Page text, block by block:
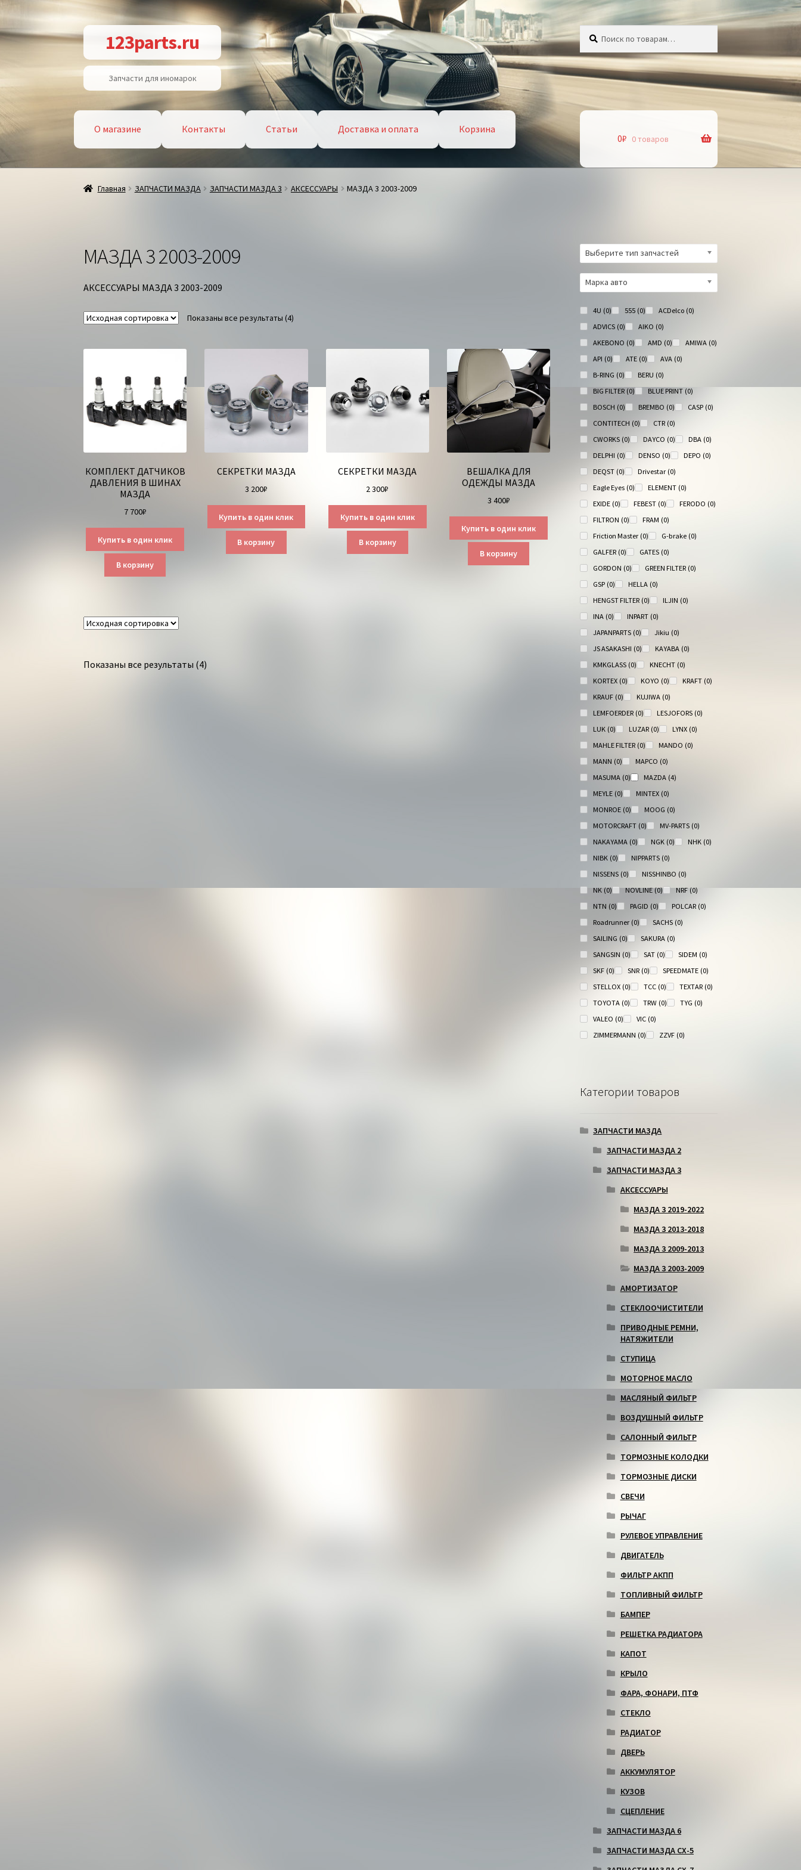
Перейти
к
навигации
Перейти
к
содержимому
123parts.ru
Запчасти для иномарок
О магазине Контакты Статьи Доставка и оплата
Корзина
0₽ 0 товаров
Главная ЗАПЧАСТИ МАЗДА ЗАПЧАСТИ МАЗДА 3 АКСЕССУАРЫ МАЗДА 3 2003-2009
МАЗДА 3 2003-2009
АКСЕССУАРЫ МАЗДА 3 2003-2009
Показаны все результаты (4)
КОМПЛЕКТ ДАТЧИКОВ
ДАВЛЕНИЯ В ШИНАХ
МАЗДА
7 700₽
Купить в один клик
В корзину
СЕКРЕТКИ МАЗДА
3 200₽
Купить в один клик
В корзину
СЕКРЕТКИ МАЗДА
2 300₽
Купить в один клик
В корзину
ВЕШАЛКА ДЛЯ
ОДЕЖДЫ МАЗДА
3 400₽
Купить в один клик
В корзину
Показаны все результаты (4)
Выберите тип запчастей
Марка авто
4U (0) 555 (0) ACDelco (0)
ADVICS (0) AIKO (0)
AKEBONO (0) AMD (0) AMIWA (0)
API (0) ATE (0) AVA (0)
B-RING (0) BERU (0)
BIG FILTER (0) BLUE PRINT (0)
BOSCH (0) BREMBO (0) CASP (0)
CONTITECH (0) CTR (0)
CWORKS (0) DAYCO (0) DBA (0)
DELPHI (0) DENSO (0) DEPO (0)
DEQST (0) Drivestar (0)
Eagle Eyes (0) ELEMENT (0)
EXIDE (0) FEBEST (0) FERODO (0)
FILTRON (0) FRAM (0)
Friction Master (0) G-brake (0)
GALFER (0) GATES (0)
GORDON (0) GREEN FILTER (0)
GSP (0) HELLA (0)
HENGST FILTER (0) ILJIN (0)
INA (0) INPART (0)
JAPANPARTS (0) Jikiu (0)
JS ASAKASHI (0) KAYABA (0)
KMKGLASS (0) KNECHT (0)
KORTEX (0) KOYO (0) KRAFT (0)
KRAUF (0) KUJIWA (0)
LEMFOERDER (0) LESJOFORS (0)
LUK (0) LUZAR (0) LYNX (0)
MAHLE FILTER (0) MANDO (0)
MANN (0) MAPCO (0)
MASUMA (0) MAZDA (4)
MEYLE (0) MINTEX (0)
MONROE (0) MOOG (0)
MOTORCRAFT (0) MV-PARTS (0)
NAKAYAMA (0) NGK (0) NHK (0)
NIBK (0) NIPPARTS (0)
NISSENS (0) NISSHINBO (0)
NK (0) NOVLINE (0) NRF (0)
NTN (0) PAGID (0) POLCAR (0)
Roadrunner (0) SACHS (0)
SAILING (0) SAKURA (0)
SANGSIN (0) SAT (0) SIDEM (0)
SKF (0) SNR (0) SPEEDMATE (0)
STELLOX (0) TCC (0) TEXTAR (0)
TOYOTA (0) TRW (0) TYG (0)
VALEO (0) VIC (0)
ZIMMERMANN (0) ZZVF (0)
Категории товаров
ЗАПЧАСТИ МАЗДА
ЗАПЧАСТИ МАЗДА 2
ЗАПЧАСТИ МАЗДА 3
АКСЕССУАРЫ
МАЗДА 3 2019-2022
МАЗДА 3 2013-2018
МАЗДА 3 2009-2013
МАЗДА 3 2003-2009
АМОРТИЗАТОР
СТЕКЛООЧИСТИТЕЛИ
ПРИВОДНЫЕ РЕМНИ,
НАТЯЖИТЕЛИ
СТУПИЦА
МОТОРНОЕ МАСЛО
МАСЛЯНЫЙ ФИЛЬТР
ВОЗДУШНЫЙ ФИЛЬТР
САЛОННЫЙ ФИЛЬТР
ТОРМОЗНЫЕ КОЛОДКИ
ТОРМОЗНЫЕ ДИСКИ
СВЕЧИ
РЫЧАГ
РУЛЕВОЕ УПРАВЛЕНИЕ
ДВИГАТЕЛЬ
ФИЛЬТР АКПП
ТОПЛИВНЫЙ ФИЛЬТР
БАМПЕР
РЕШЕТКА РАДИАТОРА
КАПОТ
КРЫЛО
ФАРА, ФОНАРИ, ПТФ
СТЕКЛО
РАДИАТОР
ДВЕРЬ
АККУМУЛЯТОР
КУЗОВ
СЦЕПЛЕНИЕ
ЗАПЧАСТИ МАЗДА 6
ЗАПЧАСТИ МАЗДА СХ-5